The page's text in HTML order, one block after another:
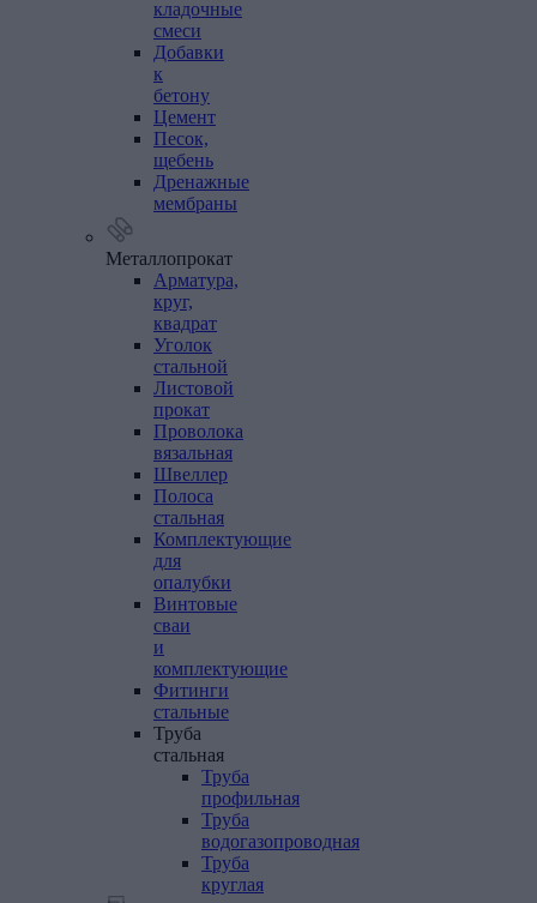
кладочные
смеси
Добавки
к
бетону
Цемент
Песок,
щебень
Дренажные
мембраны
Металлопрокат
Арматура,
круг,
квадрат
Уголок
стальной
Листовой
прокат
Проволока
вязальная
Швеллер
Полоса
стальная
Комплектующие
для
опалубки
Винтовые
сваи
и
комплектующие
Фитинги
стальные
Труба
стальная
Труба
профильная
Труба
водогазопроводная
Труба
круглая